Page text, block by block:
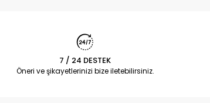
7 / 24 DESTEK
Öneri ve şikayetlerinizi bize iletebilirsiniz.